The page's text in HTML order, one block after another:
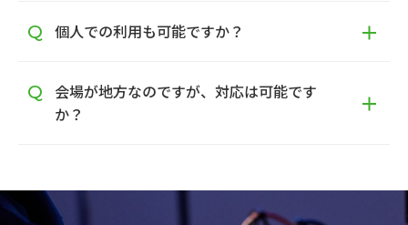
個人での利用も可能ですか？
会場が地方なのですが、対応は可能です
か？